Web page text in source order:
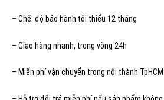
– Chế độ bảo hành tối thiểu 12 tháng
– Giao hàng nhanh, trong vòng 24h
– Miển phí vận chuyển trong nội thành TpHCM